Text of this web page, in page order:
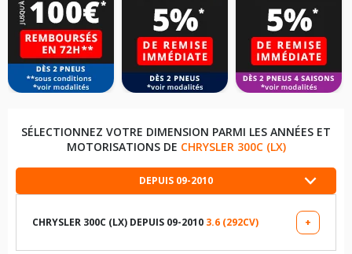
SÉLECTIONNEZ VOTRE DIMENSION PARMI LES ANNÉES ET
MOTORISATIONS DE CHRYSLER 300C (LX)
DEPUIS 09-2010
CHRYSLER 300C (LX) DEPUIS 09-2010 3.6 (292CV)
+